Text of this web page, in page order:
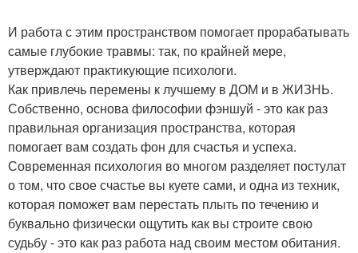
И работа с этим пространством помогает прорабатывать
самые глубокие травмы: так, по крайней мере,
утверждают практикующие психологи.
Как привлечь перемены к лучшему в ДОМ и в ЖИЗНЬ.
Собственно, основа философии фэншуй - это как раз
правильная организация пространства, которая
помогает вам создать фон для счастья и успеха.
Современная психология во многом разделяет постулат
о том, что свое счастье вы куете сами, и одна из техник,
которая поможет вам перестать плыть по течению и
буквально физически ощутить как вы строите свою
судьбу - это как раз работа над своим местом обитания.